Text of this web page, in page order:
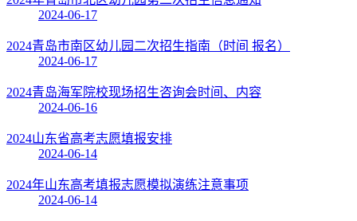
2024-06-17
2024青岛市南区幼儿园二次招生指南（时间 报名）
2024-06-17
2024青岛海军院校现场招生咨询会时间、内容
2024-06-16
2024山东省高考志愿填报安排
2024-06-14
2024年山东高考填报志愿模拟演练注意事项
2024-06-14